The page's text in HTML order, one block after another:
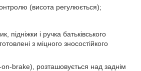
(висота регулюється);
підніжки і ручка батьківського
з міцного зносостійкого
brake), розташовується над заднім